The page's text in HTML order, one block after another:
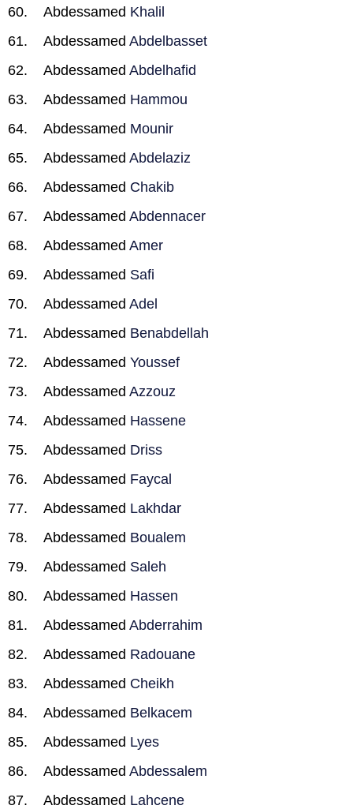
Abdessamed Khalil
Abdessamed Abdelbasset
Abdessamed Abdelhafid
Abdessamed Hammou
Abdessamed Mounir
Abdessamed Abdelaziz
Abdessamed Chakib
Abdessamed Abdennacer
Abdessamed Amer
Abdessamed Safi
Abdessamed Adel
Abdessamed Benabdellah
Abdessamed Youssef
Abdessamed Azzouz
Abdessamed Hassene
Abdessamed Driss
Abdessamed Faycal
Abdessamed Lakhdar
Abdessamed Boualem
Abdessamed Saleh
Abdessamed Hassen
Abdessamed Abderrahim
Abdessamed Radouane
Abdessamed Cheikh
Abdessamed Belkacem
Abdessamed Lyes
Abdessamed Abdessalem
Abdessamed Lahcene